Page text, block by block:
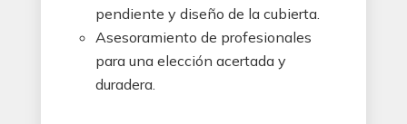
pendiente y diseño de la cubierta.
Asesoramiento de profesionales
para una elección acertada y
duradera.